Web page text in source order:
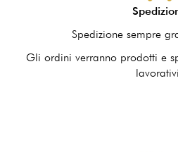
Spedizione sempre
Gli ordini verranno prodotti e
lavorativi